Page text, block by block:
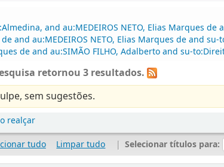
and au:MEDEIROS NETO, Elias Marques
de and au:MEDEIROS NETO, Elias Marques de and
de and au:SIMÃO FILHO, Adalberto and su-
retornou 3 resultados.
sem sugestões.
realçar
tudo
Limpar tudo | Selecionar títulos para: